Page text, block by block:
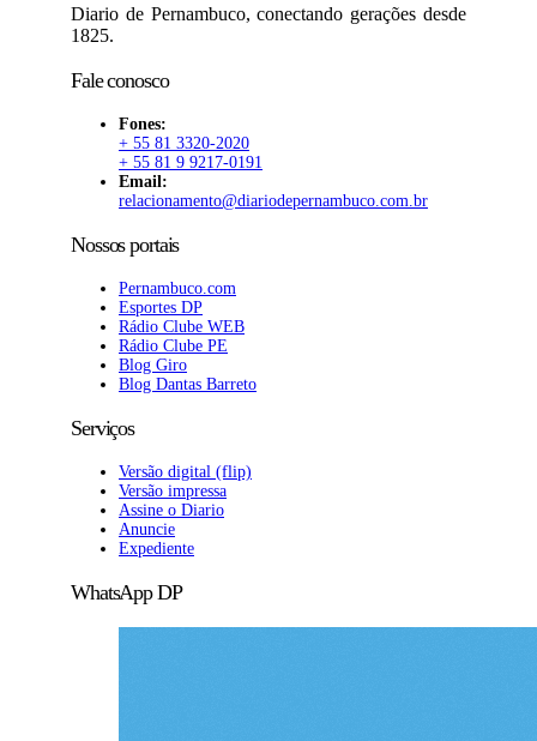
Diario de Pernambuco, conectando gerações desde
1825.
Fale conosco
Fones:
+ 55 81 3320-2020
+ 55 81 9 9217-0191
Email:
relacionamento@diariodepernambuco.com.br
Nossos portais
Pernambuco.com
Esportes DP
Rádio Clube WEB
Rádio Clube PE
Blog Giro
Blog Dantas Barreto
Serviços
Versão digital (flip)
Versão impressa
Assine o Diario
Anuncie
Expediente
WhatsApp DP